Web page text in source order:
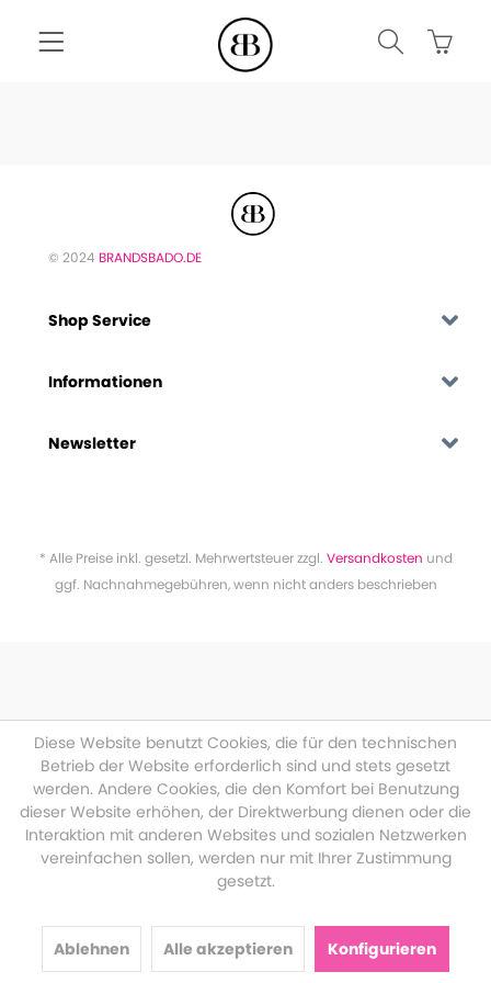
© 2024 BRANDSBADO.DE
Shop Service
Informationen
Newsletter
* Alle Preise inkl. gesetzl. Mehrwertsteuer zzgl. Versandkosten und
ggf. Nachnahmegebühren, wenn nicht anders beschrieben
Diese Website benutzt Cookies, die für den technischen
Betrieb der Website erforderlich sind und stets gesetzt
werden. Andere Cookies, die den Komfort bei Benutzung
dieser Website erhöhen, der Direktwerbung dienen oder die
Interaktion mit anderen Websites und sozialen Netzwerken
vereinfachen sollen, werden nur mit Ihrer Zustimmung
gesetzt.
Ablehnen Alle akzeptieren Konfigurieren